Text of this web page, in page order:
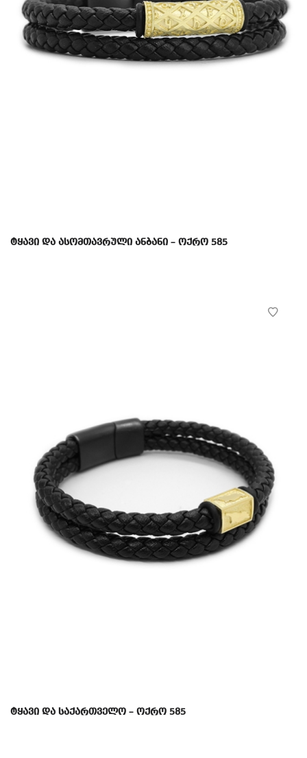
ტყავი და ასომთავრული ანბანი – ოქრო 585
ტყავი და საქართველო – ოქრო 585